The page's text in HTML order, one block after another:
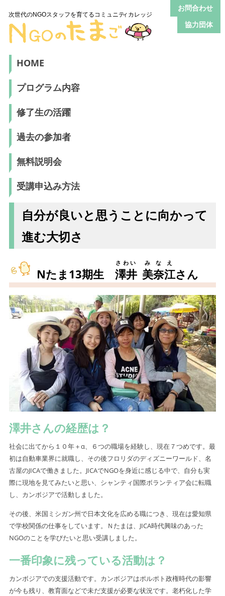
お問合わせ
協力団体
HOME
プログラム内容
修了生の活躍
過去の参加者
無料説明会
受講申込み方法
自分が良いと思うことに向かって
進む大切さ
Nたま13期生 澤井
さわい
美奈江
みなえ
さん
澤井さんの経歴は？
社会に出てから１０年＋α、６つの職場を経験し、現在７つめです。最
初は自動車業界に就職し、その後フロリダのディズニーワールド、名
古屋のJICAで働きました。JICAでNGOを身近に感じる中で、自分も実
際に現地を見てみたいと思い、シャンティ国際ボランティア会に転職
し、カンボジアで活動しました。
その後、米国ミシガン州で日本文化を広める職につき、現在は愛知県
で学校関係の仕事をしています。Ｎたまは、JICA時代興味のあった
NGOのことを学びたいと思い受講しました。
一番印象に残っている活動は？
カンボジアでの支援活動です。カンボジアはポルポト政権時代の影響
が今も残り、教育面などで未だ支援が必要な状況です。老朽化した学